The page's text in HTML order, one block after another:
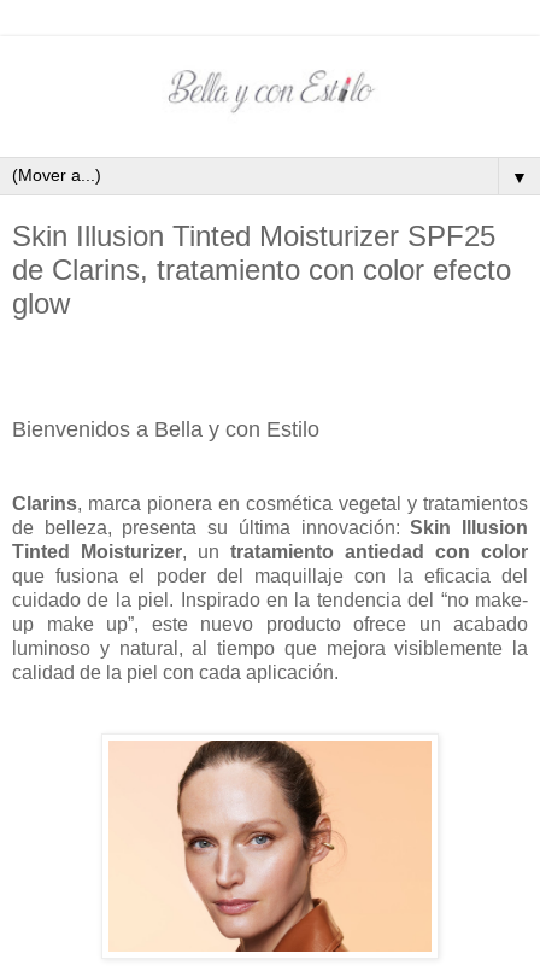
▼
Skin Illusion Tinted Moisturizer SPF25
de Clarins, tratamiento con color efecto
glow
Bienvenidos a Bella y con Estilo
Clarins, marca pionera en cosmética vegetal y tratamientos
de belleza, presenta su última innovación:Skin Illusion
Tinted Moisturizer, un tratamiento antiedad con color
que fusiona el poder del maquillaje con la eficacia del
cuidado de la piel. Inspirado en la tendencia del “no make-
up make up”, este nuevo producto ofrece un acabado
luminoso y natural, al tiempo que mejora visiblemente la
calidad de la piel con cada aplicación.